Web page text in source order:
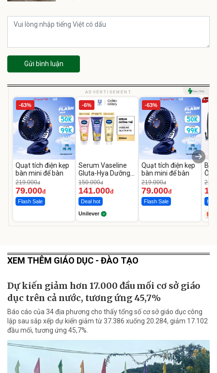
Gửi bình luận
ADVERTISEMENT
-63%
Quạt tích điện kẹp
bàn mini để bàn
219.000đ
79.000đ
Flash Sale
-6%
Serum Vaseline
Gluta-Hya Dưỡng
Da Sáng Mịn Sau 7
Ngày
150.000đ
141.000đ
Deal hot
Unilever
-63%
Quạt tích điện kẹp
bàn mini để bàn
219.000đ
79.000đ
Flash Sale
Ô
Hot
XEM THÊM GIÁO DỤC - ĐÀO TẠO
Dự kiến giảm hơn 17.000 đầu mối cơ sở giáo
dục trên cả nước, tương ứng 45,7%
Báo cáo của 34 địa phương cho thấy tổng số cơ sở giáo dục công
lập sau sắp xếp dự kiến giảm từ 37.386 xuống 20.284, giảm 17.102
đầu mối, tương ứng 45,7%.